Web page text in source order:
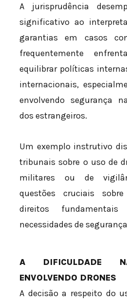
A jurisprudência
significativo ao
garantias em casos
frequentemente
equilibrar políticas
internacionais,
envolvendo segurança
dos estrangeiros.
Um exemplo instrutivo
tribunais sobre o uso de
militares ou de
questões cruciais
direitos
necessidades de
A DIFICULDADE
ENVOLVENDO DRONES
A decisão a respeito do